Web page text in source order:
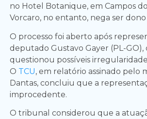
no Hotel Botanique, em Campos
Vorcaro, no entanto, nega ser
O processo foi aberto após
deputado Gustavo Gayer (PL-GO),
questionou possíveis
O TCU, em relatório assinado pelo
Dantas, concluiu que a
improcedente.
O tribunal considerou que a